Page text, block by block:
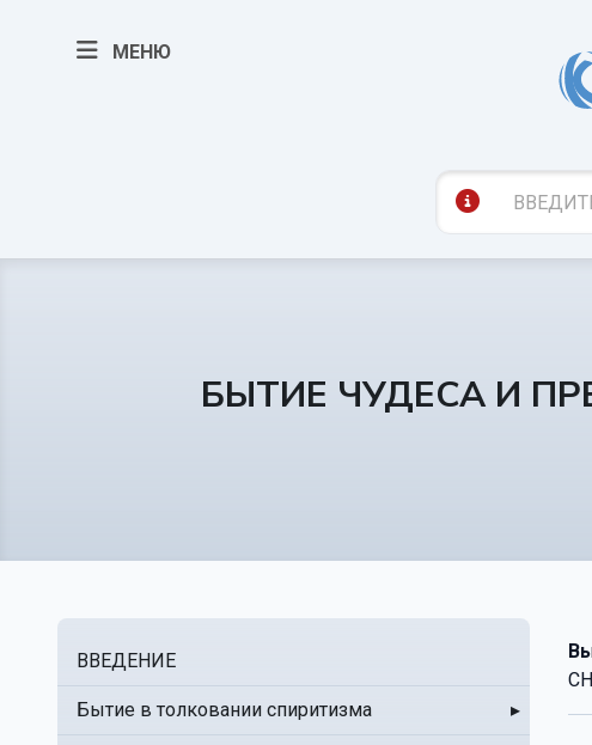
МЕНЮ
БЫТИЕ ЧУДЕСА И
ВВЕДЕНИЕ
Бытие в толковании спиритизма ▸